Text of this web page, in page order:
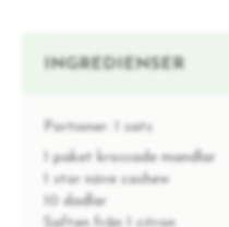
INGREDIENSER
Portioner:
1 sats
1 paket krossade mandlar
1 stor näve cashew
10 dadlar
Saften från 1 citron